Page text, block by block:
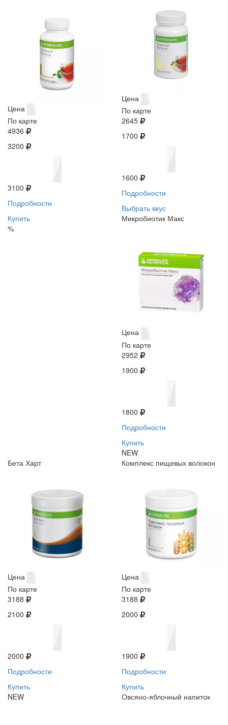
Цена
По карте
4936
3200
3100
Подробности
Купить
%
Цена
По карте
2645
1700
1600
Подробности
Выбрать вкус
Микробиотик Макс
Цена
По карте
2952
1900
1800
Подробности
Купить
NEW
Бета Харт
Цена
По карте
3188
2100
2000
Подробности
Купить
NEW
Комплекс пищевых волокон
Цена
По карте
3188
2000
1900
Подробности
Купить
Овсяно-яблочный напиток